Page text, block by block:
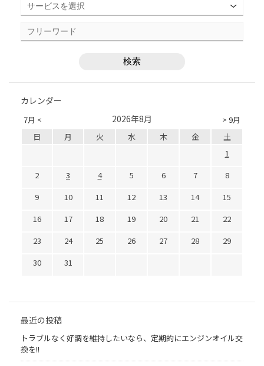
カレンダー
7月 < > 9月
2026年8月
日 月 火 水 木 金
土
1
2
3 4 5 6 7
8
9
10 11 12 13 14
15
16
17 18 19 20 21
22
23
24 25 26 27 28
29
30
31
最近の投稿
トラブルなく好調を維持したいなら、定期的にエンジンオイル交
換を!!